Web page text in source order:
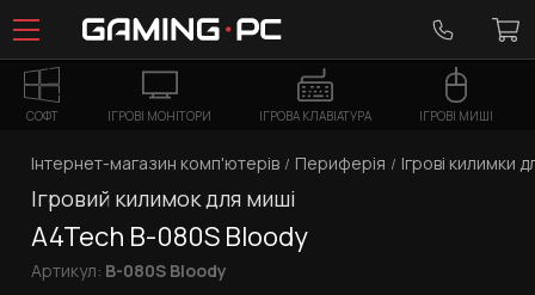
СОФТ ІГРОВІ МОНІТОРИ ІГРОВА КЛАВІАТУРА ІГРОВІ МИШІ
Інтернет-магазин комп'ютерів Периферія Ігрові килимки
Ігровий килимок для миші
A4Tech B-080S Bloody
Артикул: B-080S Bloody